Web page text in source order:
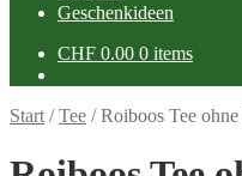
Geschenkideen
CHF 0.00 0 items
Start /Tee /Roiboos Tee ohne